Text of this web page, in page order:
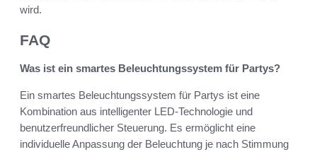
wird.
FAQ
Was ist ein smartes Beleuchtungssystem für Partys?
Ein smartes Beleuchtungssystem für Partys ist eine
Kombination aus intelligenter LED-Technologie und
benutzerfreundlicher Steuerung. Es ermöglicht eine
individuelle Anpassung der Beleuchtung je nach Stimmung